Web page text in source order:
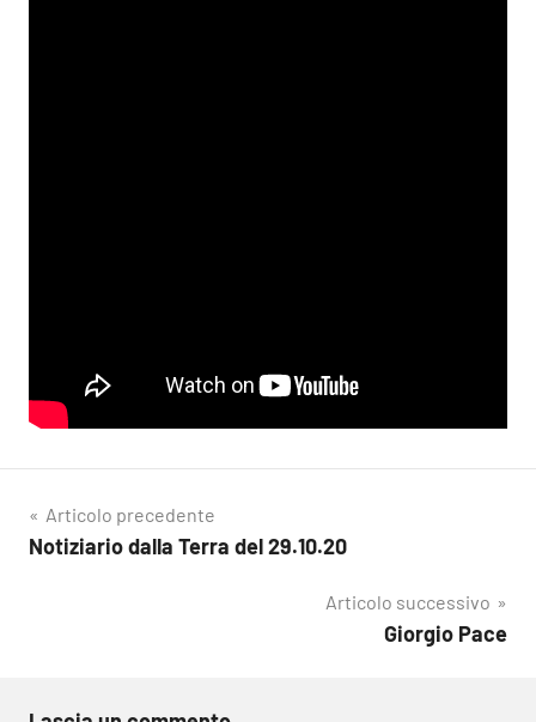
Navigazione
articoli
Articolo precedente
Notiziario dalla Terra del 29.10.20
Articolo successivo
Giorgio Pace